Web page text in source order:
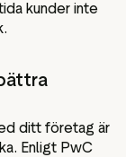
kunder inte
ditt företag är
Enligt PwC